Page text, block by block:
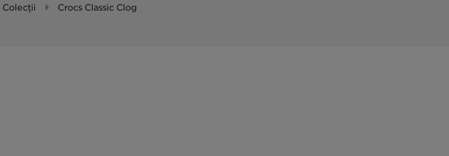
Colecții
Crocs Classic Clog